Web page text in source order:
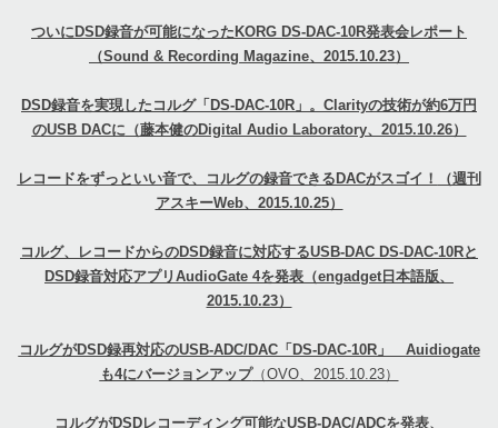
ついにDSD録音が可能になったKORG DS-DAC-10R発表会レポート
（Sound & Recording Magazine、2015.10.23）
DSD録音を実現したコルグ「DS-DAC-10R」。Clarityの技術が約6万円
のUSB DACに（藤本健のDigital Audio Laboratory、2015.10.26）
レコードをずっといい音で、コルグの録音できるDACがスゴイ！
（週刊
アスキーWeb、2015.10.25）
コルグ、レコードからのDSD録音に対応するUSB-DAC DS-DAC-10Rと
DSD録音対応アプリAudioGate 4を発表 （engadget日本語版、
2015.10.23）
コルグがDSD録再対応のUSB-ADC/DAC「DS-DAC-10R」 Auidiogate
も4にバージョンアップ（OVO、2015.10.23）
コルグがDSDレコーディング可能なUSB-DAC/ADCを発表、